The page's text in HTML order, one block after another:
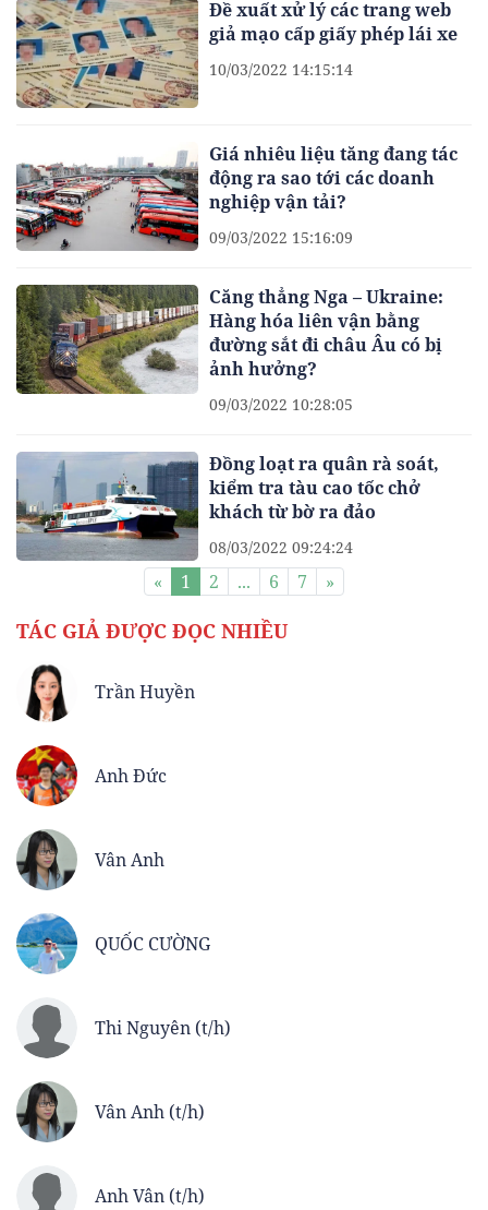
Đề xuất xử lý các trang web
giả mạo cấp giấy phép lái xe
10/03/2022 14:15:14
Giá nhiêu liệu tăng đang tác
động ra sao tới các doanh
nghiệp vận tải?
09/03/2022 15:16:09
Căng thẳng Nga – Ukraine:
Hàng hóa liên vận bằng
đường sắt đi châu Âu có bị
ảnh hưởng?
09/03/2022 10:28:05
Đồng loạt ra quân rà soát,
kiểm tra tàu cao tốc chở
khách từ bờ ra đảo
08/03/2022 09:24:24
« 1 2 ... 6 7 »
TÁC GIẢ ĐƯỢC ĐỌC NHIỀU
Trần Huyền
Anh Đức
Vân Anh
QUỐC CƯỜNG
Thi Nguyên (t/h)
Vân Anh (t/h)
Anh Vân (t/h)